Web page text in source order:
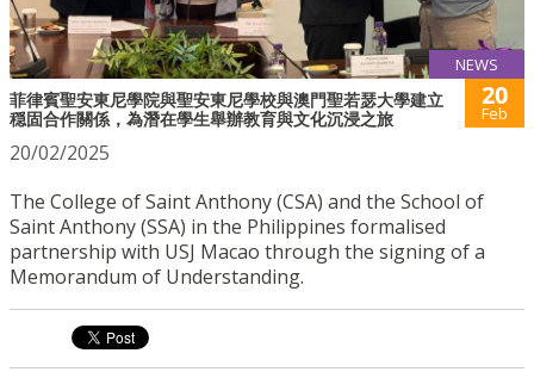
NEWS
菲律賓聖安東尼學院與聖安東尼學校與澳門聖若瑟大學建立
穏固合作關係，為潛在學生舉辦教育與文化沉浸之旅
20
Feb
20/02/2025
The College of Saint Anthony (CSA) and the School of
Saint Anthony (SSA) in the Philippines formalised
partnership with USJ Macao through the signing of a
Memorandum of Understanding.